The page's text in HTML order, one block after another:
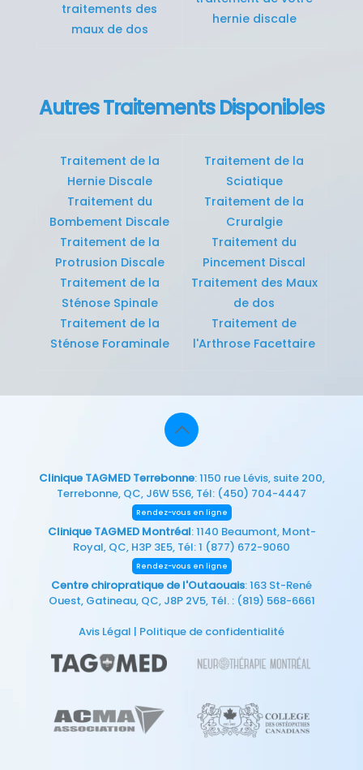
traitements des
maux de dos
hernie discale
Autres Traitements Disponibles
Traitement de la
Hernie Discale
Traitement du
Bombement Discale
Traitement de la
Protrusion Discale
Traitement de la
Sténose Spinale
Traitement de la
Sténose Foraminale
Traitement de la
Sciatique
Traitement de la
Cruralgie
Traitement du
Pincement Discal
Traitement des Maux
de dos
Traitement de
l'Arthrose Facettaire
Clinique TAGMED Terrebonne: 1150 rue Lévis, suite 200,
Terrebonne, QC, J6W 5S6, Tél: (450) 704-4447
Rendez-vous en ligne
Clinique TAGMED Montréal: 1140 Beaumont, Mont-
Royal, QC, H3P 3E5, Tél:1 (877) 672-9060
Rendez-vous en ligne
Centre chiropratique de l'Outaouais: 163 St-René
Ouest, Gatineau, QC, J8P 2V5, Tél. : (819) 568-6661
Avis Légal | Politique de confidentialité